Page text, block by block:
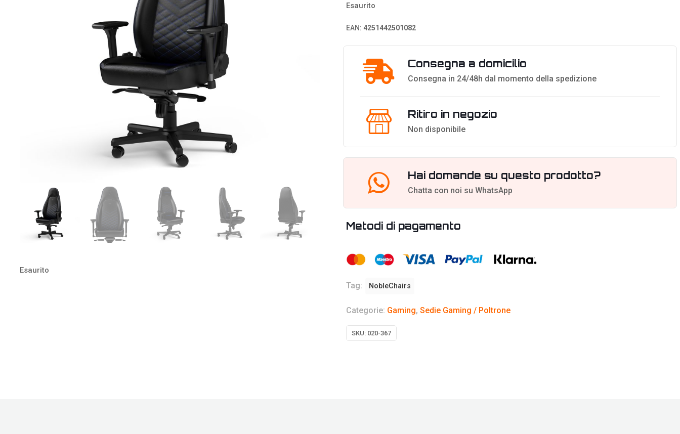
Esaurito
Esaurito
EAN: 4251442501082
Consegna a domicilio
Consegna in 24/48h dal momento della spedizione
Ritiro in negozio
Non disponibile
Hai domande su questo prodotto?
Chatta con noi su WhatsApp
Metodi di pagamento
Tag: NobleChairs
Categorie: Gaming, Sedie Gaming / Poltrone
SKU: 020-367